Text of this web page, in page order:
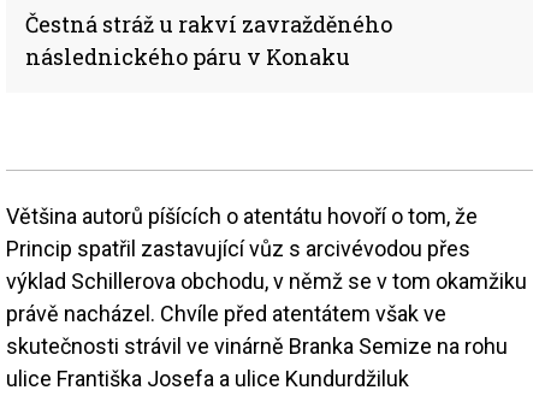
Čestná stráž u rakví zavražděného
následnického páru v Konaku
Většina autorů píšících o atentátu hovoří o tom, že
Princip spatřil zastavující vůz s arcivévodou přes
výklad Schillerova obchodu, v němž se v tom okamžiku
právě nacházel. Chvíle před atentátem však ve
skutečnosti strávil ve vinárně Branka Semize na rohu
ulice Františka Josefa a ulice Kundurdžiluk